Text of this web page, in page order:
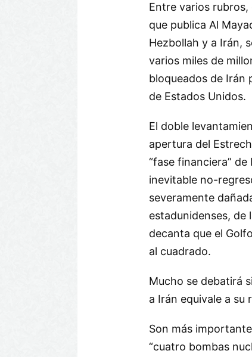
Entre varios
que publica Al
Hezbollah y a Irán,
varios miles de
bloqueados de Irán
de Estados Unidos.
El doble
apertura del
“fase financiera”
inevitable no-
severamente
estadunidenses, de
decanta que el
al cuadrado.
Mucho se debatirá
a Irán equivale a su
Son más
“cuatro bombas